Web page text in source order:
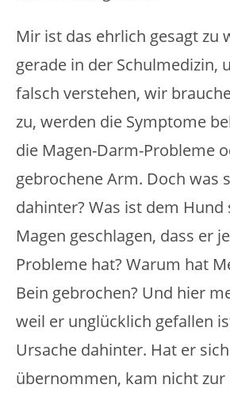
Mir ist das ehrlich gesagt zu
gerade in der Schulmedizin,
falsch verstehen, wir
zu, werden die Symptome
die Magen-Darm-Probleme
gebrochene Arm. Doch was
dahinter? Was ist dem Hund
Magen geschlagen, dass er
Probleme hat? Warum hat
Bein gebrochen? Und hier
weil er unglücklich gefallen
Ursache dahinter. Hat er
übernommen, kam nicht zur